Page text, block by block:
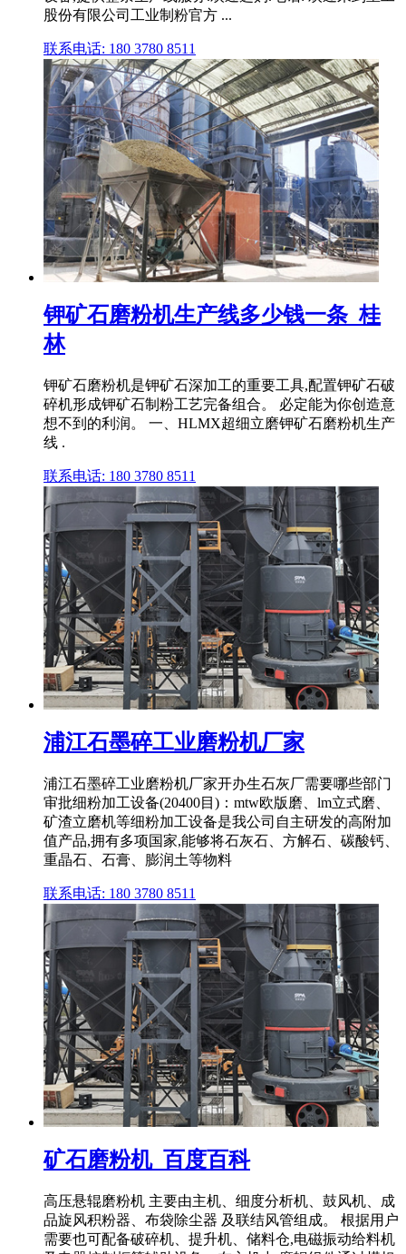
股份有限公司工业制粉官方 ...
联系电话: 180 3780 8511
钾矿石磨粉机生产线多少钱一条_桂
林
钾矿石磨粉机是钾矿石深加工的重要工具,配置钾矿石破
碎机形成钾矿石制粉工艺完备组合。 必定能为你创造意
想不到的利润。 一、HLMX超细立磨钾矿石磨粉机生产
线 .
联系电话: 180 3780 8511
浦江石墨碎工业磨粉机厂家
浦江石墨碎工业磨粉机厂家开办生石灰厂需要哪些部门
审批细粉加工设备(20400目)：mtw欧版磨、lm立式磨、
矿渣立磨机等细粉加工设备是我公司自主研发的高附加
值产品,拥有多项国家,能够将石灰石、方解石、碳酸钙、
重晶石、石膏、膨润土等物料
联系电话: 180 3780 8511
矿石磨粉机_百度百科
高压悬辊磨粉机 主要由主机、细度分析机、鼓风机、成
品旋风积粉器、布袋除尘器 及联结风管组成。 根据用户
需要也可配备破碎机、提升机、储料仓,电磁振动给料机